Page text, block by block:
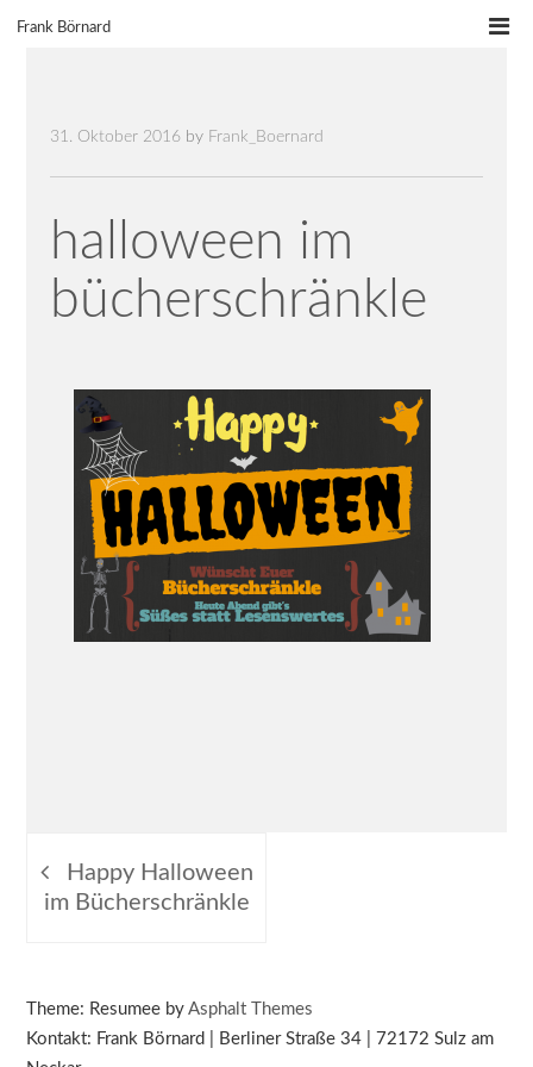
Frank Börnard
31. Oktober 2016 by Frank_Boernard
halloween im
bücherschränkle
Happy Halloween
im Bücherschränkle
Theme: Resumee byAsphalt Themes
Kontakt: Frank Börnard | Berliner Straße 34 | 72172 Sulz am